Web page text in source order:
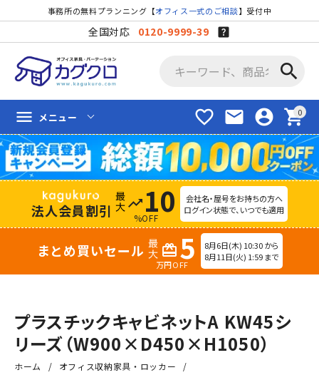
事務所の無料プランニング【オフィス一式のご相談】受付中
全国対応 0120-9999-39
search
favorite_border mail account_circle shopping_cart
menu メニュー
法人会員割引 trending_up 10
%OFF
会社名・屋号をお持ちの方へ
ログイン状態で、いつでも適用
まとめ買いセール redeem 5
万円OFF
8月6日(木) 10:30 から
8月11日(火) 1:59 まで
プラスチックキャビネットA KW45シ
リーズ（W900×D450×H1050）
ホーム
オフィス収納家具・ロッカー